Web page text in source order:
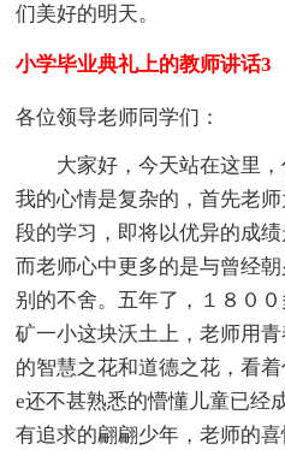
们美好的明天。
小学毕业典礼上的教师讲话3
各位领导老师同学们：
大家好，今天站在这里，
我的心情是复杂的，首先老
段的学习，即将以优异的成
而老师心中更多的是与曾经
别的不舍。五年了，１８０
矿一小这块沃土上，老师用
的智慧之花和道德之花，看着
e还不甚熟悉的懵懂儿童已经
有追求的翩翩少年，老师的